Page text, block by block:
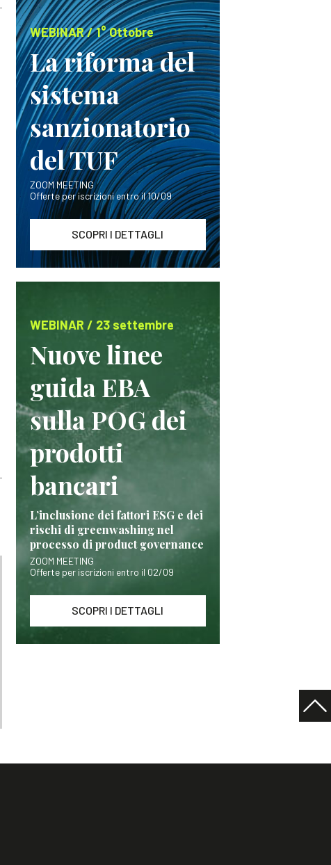
WEBINAR / 1° Ottobre
La riforma del
sistema
sanzionatorio
del TUF
ZOOM MEETING
Offerte per iscrizioni entro il 10/09
SCOPRI I DETTAGLI
WEBINAR / 23 settembre
Nuove linee
guida EBA
sulla POG dei
prodotti
bancari
L’inclusione dei fattori ESG e dei
rischi di greenwashing nel
processo di product governance
ZOOM MEETING
Offerte per iscrizioni entro il 02/09
SCOPRI I DETTAGLI